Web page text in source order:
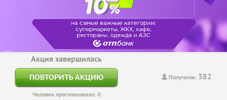
Получили: 382
Акция завершилась
ПОВТОРИТЬ АКЦИЮ
Человек проголосовало: 0